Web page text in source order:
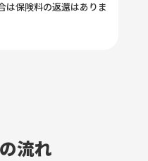
は保険料の返還はありま
流れ